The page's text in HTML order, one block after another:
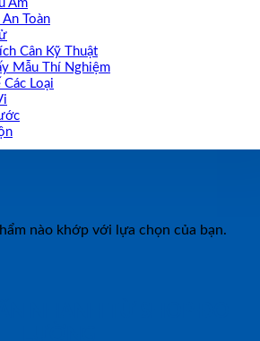
Âm
An Toàn
Cân Kỹ Thuật
Mẫu Thí Nghiệm
Các Loại
nào khớp với lựa chọn của bạn.